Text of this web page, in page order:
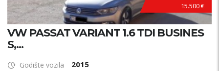
15.500 €
VW PASSAT VARIANT 1.6 TDI BUSINES
S,...
Godište vozila 2015